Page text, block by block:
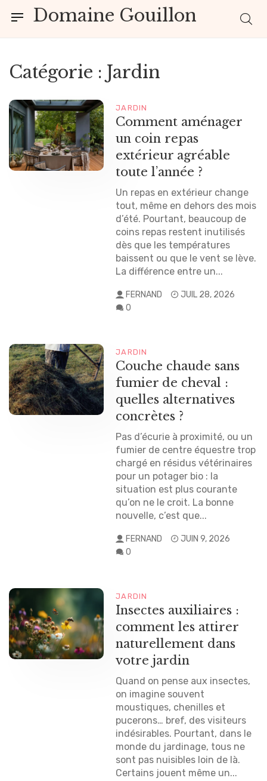
Domaine Gouillon
Catégorie : Jardin
JARDIN
Comment aménager
un coin repas
extérieur agréable
toute l’année ?
Un repas en extérieur change
tout, même en dehors des mois
d’été. Pourtant, beaucoup de
coins repas restent inutilisés
dès que les températures
baissent ou que le vent se lève.
La différence entre un...
FERNAND
JUIL 28, 2026
0
JARDIN
Couche chaude sans
fumier de cheval :
quelles alternatives
concrètes ?
Pas d’écurie à proximité, ou un
fumier de centre équestre trop
chargé en résidus vétérinaires
pour un potager bio : la
situation est plus courante
qu’on ne le croit. La bonne
nouvelle, c’est que...
FERNAND
JUIN 9, 2026
0
JARDIN
Insectes auxiliaires :
comment les attirer
naturellement dans
votre jardin
Quand on pense aux insectes,
on imagine souvent
moustiques, chenilles et
pucerons… bref, des visiteurs
indésirables. Pourtant, dans le
monde du jardinage, tous ne
sont pas nuisibles loin de là.
Certains jouent même un...